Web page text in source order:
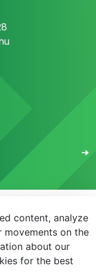
E-learning
content, analyze
movements on the
about our
for the best